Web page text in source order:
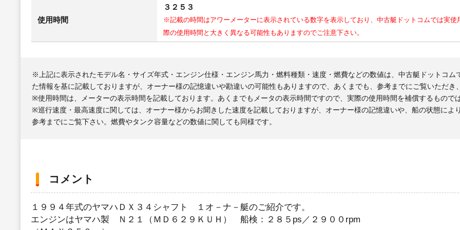
使用時間
３２５３
※記載の時間はアワーメーターに表示されている数字を表示しており、中古艇ドットコムでは実
際の使用時間と大きく異なる可能性もありますのでご注意下さい。
※上記に表示されたモデル名・サイズ年式・エンジン仕様・エンジン馬力・燃料種類・速度・燃費などの数値は、中古艇ドットコ
た情報を基に記載しておりますが、オーナー様の記憶違いや勘違いの可能性もありますので、あくまでも、参考までにご覧いただ
※使用時間は、メーターの表示時間を記載しております。あくまでもメータの表示時間ですので、実際の使用時間を補償するもので
※巡行速度・最高速度に関しては、オーナー様からお聞きした速度を記載しておりますが、オーナー様の記憶違いや、船の状態に
参考までにご覧下さい。燃費やタンク容量などの数値に関しても同様です。
コメント
１９９４年式のヤマハＤＸ３４シャフト １オ－ナ－艇のご紹介です。
エンジンはヤマハ製 Ｎ２１（ＭＤ６２９ＫＵＨ） 船検：２８５ps／２９００rpm